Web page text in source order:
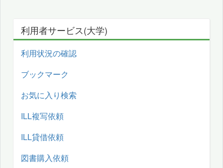
利用者サービス(大学)
利用状況の確認
ブックマーク
お気に入り検索
ILL複写依頼
ILL貸借依頼
図書購入依頼